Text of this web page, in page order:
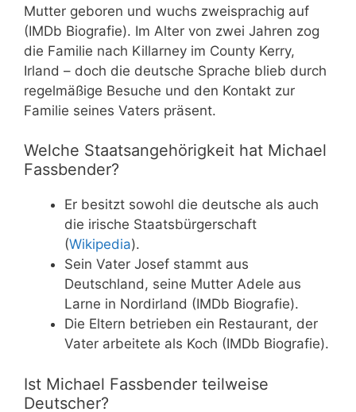
Mutter geboren und wuchs zweisprachig auf
(IMDb Biografie). Im Alter von zwei Jahren zog
die Familie nach Killarney im County Kerry,
Irland – doch die deutsche Sprache blieb durch
regelmäßige Besuche und den Kontakt zur
Familie seines Vaters präsent.
Welche Staatsangehörigkeit hat Michael
Fassbender?
Er besitzt sowohl die deutsche als auch
die irische Staatsbürgerschaft
(Wikipedia).
Sein Vater Josef stammt aus
Deutschland, seine Mutter Adele aus
Larne in Nordirland (IMDb Biografie).
Die Eltern betrieben ein Restaurant, der
Vater arbeitete als Koch (IMDb Biografie).
Ist Michael Fassbender teilweise
Deutscher?